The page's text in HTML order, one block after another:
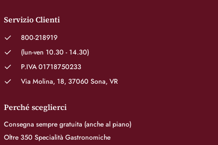
Servizio Clienti
800-218919
(lun-ven 10.30 - 14.30)
P.IVA 01718750233
Via Molina, 18, 37060 Sona, VR
Perché sceglierci
Consegna sempre gratuita (anche al piano)
Oltre 350 Specialità Gastronomiche